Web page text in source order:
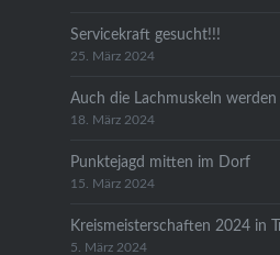
Servicekraft gesucht!!!
25. März 2024
Auch die Lachmuskeln
18. März 2024
Punktejagd mitten im Dorf
15. März 2024
Kreismeisterschaften 2024 in
5. März 2024